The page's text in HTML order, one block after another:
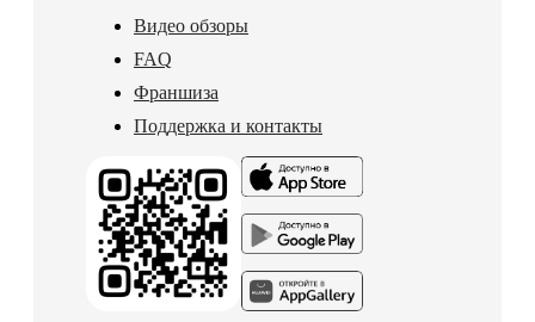
Видео обзоры
FAQ
Франшиза
Поддержка и контакты